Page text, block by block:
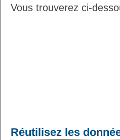
Vous trouverez ci-
Réutilisez les